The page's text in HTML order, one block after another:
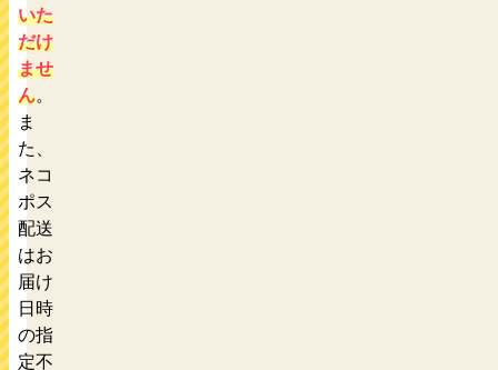
いた
だけ
ませ
ん。
ま
た、
ネコ
ポス
配送
はお
届け
日時
の指
定不